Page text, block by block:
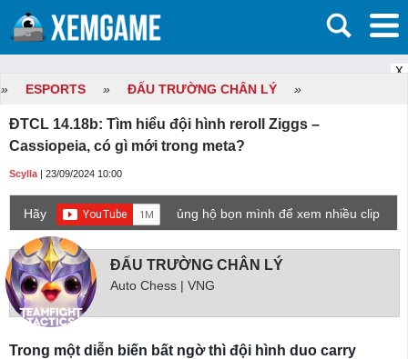
X
» ESPORTS » ĐẤU TRƯỜNG CHÂN LÝ »
ĐTCL 14.18b: Tìm hiểu đội hình reroll Ziggs –
Cassiopeia, có gì mới trong meta?
Scylla | 23/09/2024 10:00
Hãy
ủng hộ bọn mình để xem nhiều clip
game mới hơn nhé!
ĐẤU TRƯỜNG CHÂN LÝ
Auto Chess | VNG
Trong một diễn biến bất ngờ thì đội hình duo carry